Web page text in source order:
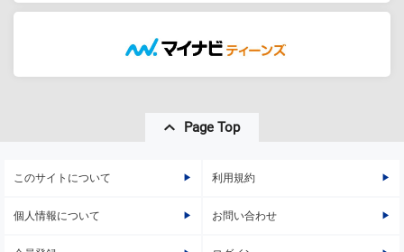
Page Top
このサイトについて 利用規約
個人情報について お問い合わせ